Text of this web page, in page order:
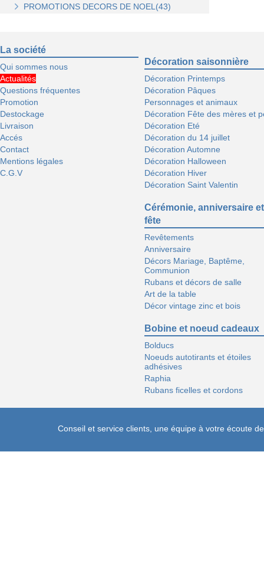
Centre de table, décors et cotillons(37)
PROMOTIONS DECORS DE NOEL(43)
La société
Qui sommes nous
Actualités
Questions fréquentes
Promotion
Destockage
Livraison
Accés
Contact
Mentions légales
C.G.V
Décoration saisonnière
Décoration Printemps
Décoration Pâques
Personnages et animaux
Décoration Fête des mères et
Décoration Eté
Décoration du 14 juillet
Décoration Automne
Décoration Halloween
Décoration Hiver
Décoration Saint Valentin
Cérémonie, anniversaire et
fête
Revêtements
Anniversaire
Décors Mariage, Baptême,
Communion
Rubans et décors de salle
Art de la table
Décor vintage zinc et bois
Bobine et noeud cadeaux
Bolducs
Noeuds autotirants et étoiles
adhésives
Raphia
Rubans ficelles et cordons
Conseil et service clients, une équipe à votre écoute